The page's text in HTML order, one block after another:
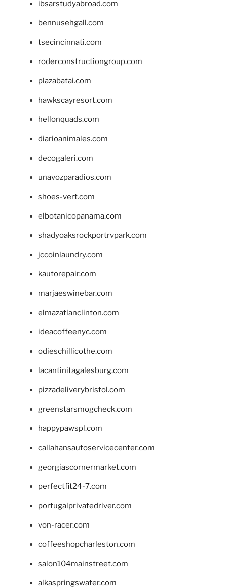
ibsarstudyabroad.com
bennusehgall.com
tsecincinnati.com
roderconstructiongroup.com
plazabatai.com
hawkscayresort.com
hellonquads.com
diarioanimales.com
decogaleri.com
unavozparadios.com
shoes-vert.com
elbotanicopanama.com
shadyoaksrockportrvpark.com
jccoinlaundry.com
kautorepair.com
marjaeswinebar.com
elmazatlanclinton.com
ideacoffeenyc.com
odieschillicothe.com
lacantinitagalesburg.com
pizzadeliverybristol.com
greenstarsmogcheck.com
happypawspl.com
callahansautoservicecenter.com
georgiascornermarket.com
perfectfit24-7.com
portugalprivatedriver.com
von-racer.com
coffeeshopcharleston.com
salon104mainstreet.com
alkaspringswater.com